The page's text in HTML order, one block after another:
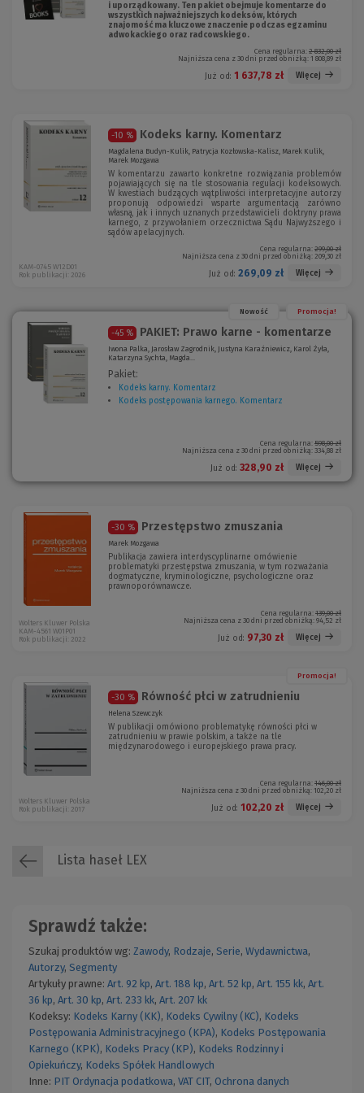
i uporządkowany. Ten pakiet obejmuje komentarze do
wszystkich najważniejszych kodeksów, których
znajomość ma kluczowe znaczenie podczas egzaminu
adwokackiego oraz radcowskiego.
Cena regularna: 2 832,00 zł
Najniższa cena z 30 dni przed obniżką: 1 808,89 zł
Już od: 1 637,78 zł Więcej
-10 % Kodeks karny. Komentarz
Magdalena Budyn-Kulik, Patrycja Kozłowska-Kalisz, Marek Kulik,
Marek Mozgawa
W komentarzu zawarto konkretne rozwiązania problemów
pojawiających się na tle stosowania regulacji kodeksowych.
W kwestiach budzących wątpliwości interpretacyjne autorzy
proponują odpowiedzi wsparte argumentacją zarówno
własną, jak i innych uznanych przedstawicieli doktryny prawa
karnego, z przywołaniem orzecznictwa Sądu Najwyższego i
sądów apelacyjnych.
Cena regularna: 299,00 zł
Najniższa cena z 30 dni przed obniżką: 209,30 zł
Już od: 269,09 zł Więcej
KAM-0745 W12D01
Rok publikacji: 2026
Nowość Promocja!
-45 % PAKIET: Prawo karne - komentarze
Iwona Palka, Jarosław Zagrodnik, Justyna Karaźniewicz, Karol Żyła,
Katarzyna Sychta, Magda...
Pakiet:
Kodeks karny. Komentarz
N
o
k
Kodeks postępowania karnego. Komentarz
w
e
o
Cena regularna: 598,00 zł
Najniższa cena z 30 dni przed obniżką: 334,88 zł
Już od: 328,90 zł Więcej
-30 % Przestępstwo zmuszania
Marek Mozgawa
Publikacja zawiera interdyscyplinarne omówienie
problematyki przestępstwa zmuszania, w tym rozważania
dogmatyczne, kryminologiczne, psychologiczne oraz
prawnoporównawcze.
Cena regularna: 139,00 zł
Najniższa cena z 30 dni przed obniżką: 94,52 zł
Już od: 97,30 zł Więcej
Wolters Kluwer Polska
KAM-4561 W01P01
Rok publikacji: 2022
Promocja!
-30 % Równość płci w zatrudnieniu
Helena Szewczyk
W publikacji omówiono problematykę równości płci w
zatrudnieniu w prawie polskim, a także na tle
międzynarodowego i europejskiego prawa pracy.
Cena regularna: 146,00 zł
Najniższa cena z 30 dni przed obniżką: 102,20 zł
Już od: 102,20 zł Więcej
Wolters Kluwer Polska
Rok publikacji: 2017
Lista haseł LEX
Sprawdź także:
Szukaj produktów wg: Zawody, Rodzaje, Serie, Wydawnictwa,
Autorzy, Segmenty
Artykuły prawne: Art. 92 kp, Art. 188 kp, Art. 52 kp, Art. 155 kk, Art.
36 kp, Art. 30 kp, Art. 233 kk, Art. 207 kk
Kodeksy: Kodeks Karny (KK), Kodeks Cywilny (KC), Kodeks
Postępowania Administracyjnego (KPA), Kodeks Postępowania
Karnego (KPK), Kodeks Pracy (KP), Kodeks Rodzinny i
Opiekuńczy, Kodeks Spółek Handlowych
Inne: PIT Ordynacja podatkowa, VAT CIT, Ochrona danych